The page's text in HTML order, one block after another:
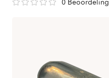
0 Beoordeling